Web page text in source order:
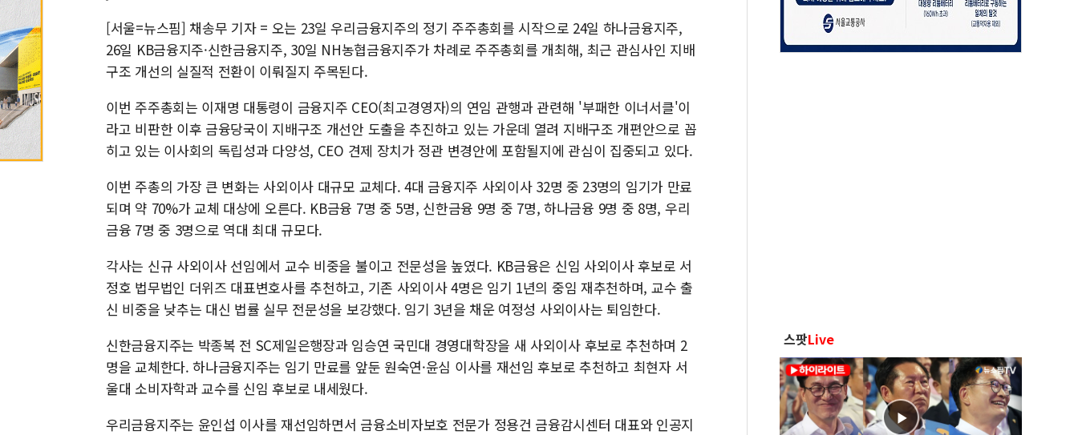
[서울=뉴스핌] 채송무 기자 = 오는 23일 우리금융지주의 정기 주주총회를 시작으로 24일 하나금융지주,
26일 KB금융지주·신한금융지주, 30일 NH농협금융지주가 차례로 주주총회를 개최해, 최근 관심사인 지배
구조 개선의 실질적 전환이 이뤄질지 주목된다.
이번 주주총회는 이재명 대통령이 금융지주 CEO(최고경영자)의 연임 관행과 관련해 '부패한 이너서클'이
라고 비판한 이후 금융당국이 지배구조 개선안 도출을 추진하고 있는 가운데 열려 지배구조 개편안으로 꼽
히고 있는 이사회의 독립성과 다양성, CEO 견제 장치가 정관 변경안에 포함될지에 관심이 집중되고 있다.
이번 주총의 가장 큰 변화는 사외이사 대규모 교체다. 4대 금융지주 사외이사 32명 중 23명의 임기가 만료
되며 약 70%가 교체 대상에 오른다. KB금융 7명 중 5명, 신한금융 9명 중 7명, 하나금융 9명 중 8명, 우리
금융 7명 중 3명으로 역대 최대 규모다.
각사는 신규 사외이사 선임에서 교수 비중을 불이고 전문성을 높였다. KB금융은 신임 사외이사 후보로 서
정호 법무법인 더위즈 대표변호사를 추천하고, 기존 사외이사 4명은 임기 1년의 중임 재추천하며, 교수 출
신 비중을 낮추는 대신 법률 실무 전문성을 보강했다. 임기 3년을 채운 여정성 사외이사는 퇴임한다.
신한금융지주는 박종복 전 SC제일은행장과 임승연 국민대 경영대학장을 새 사외이사 후보로 추천하며 2
명을 교체한다. 하나금융지주는 임기 만료를 앞둔 원숙연·윤심 이사를 재선임 후보로 추천하고 최현자 서
울대 소비자학과 교수를 신임 후보로 내세웠다.
우리금융지주는 윤인섭 이사를 재선임하면서 금융소비자보호 전문가 정용건 금융감시센터 대표와 인공지
스팟Live